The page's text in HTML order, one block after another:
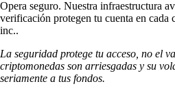
Opera seguro. Nuestra infraestructura
verificación protegen tu cuenta en cada
inc..
La seguridad protege tu acceso, no el
criptomonedas son arriesgadas y su
seriamente a tus fondos.